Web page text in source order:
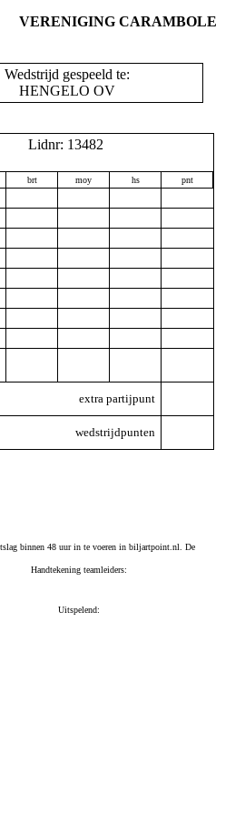
VERENIGING CARAMBOLE
Wedstrijd gespeeld te:
HENGELO OV
Lidnr: 13482
brt moy hs pnt
extra partijpunt
wedstrijdpunten
binnen 48 uur in te voeren in biljartpoint.nl. De
Handtekening teamleiders:
Uitspelend: